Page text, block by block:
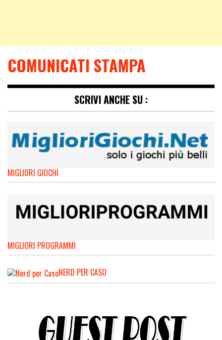
COMUNICATI STAMPA
SCRIVI ANCHE SU :
MIGLIORI GIOCHI
MIGLIORI PROGRAMMI
NERD PER CASO